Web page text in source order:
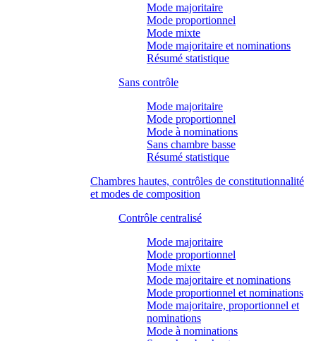
Mode majoritaire
Mode proportionnel
Mode mixte
Mode majoritaire et nominations
Résumé statistique
Sans contrôle
Mode majoritaire
Mode proportionnel
Mode à nominations
Sans chambre basse
Résumé statistique
Chambres hautes, contrôles de constitutionnalité
et modes de composition
Contrôle centralisé
Mode majoritaire
Mode proportionnel
Mode mixte
Mode majoritaire et nominations
Mode proportionnel et nominations
Mode majoritaire, proportionnel et
nominations
Mode à nominations